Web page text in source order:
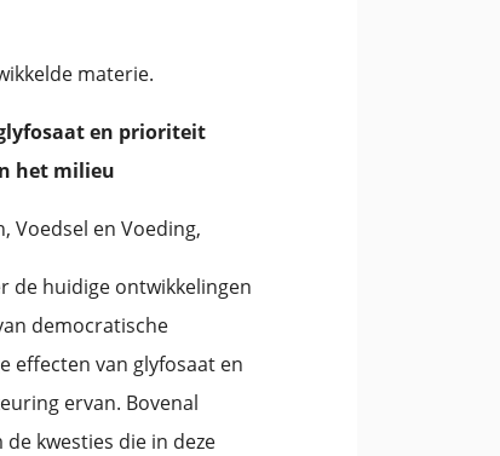
materie.
en prioriteit
het milieu
Voedsel en Voeding,
de huidige ontwikkelingen
democratische
effecten van glyfosaat en
ervan. Bovenal
kwesties die in deze